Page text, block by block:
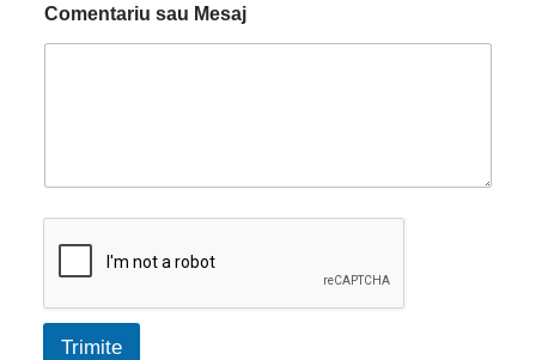
Comentariu sau Mesaj
Trimite